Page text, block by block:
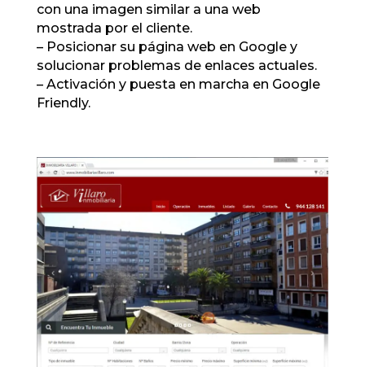
con una imagen similar a una web
mostrada por el cliente.
– Posicionar su página web en Google y
solucionar problemas de enlaces actuales.
– Activación y puesta en marcha en Google
Friendly.